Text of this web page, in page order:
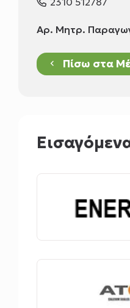
Αρ. Μητρ.
keyboard_arrow_left Πίσω στα